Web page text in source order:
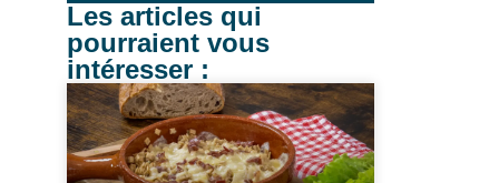
Les articles qui
pourraient vous
intéresser :